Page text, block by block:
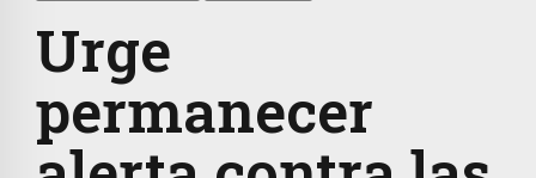
Urge
permanecer